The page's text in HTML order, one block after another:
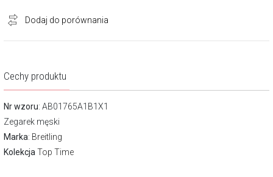
Cechy produktu
Nr wzoru: AB01765A1B1X1
Zegarek męski
Marka: Breitling
Kolekcja Top Time
Dodaj do porównania